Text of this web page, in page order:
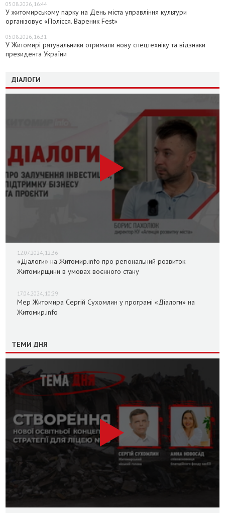
05.08.2026, 16:44
У житомирському парку на День міста управління культури
організовує «Полісся. Вареник Fest»
05.08.2026, 16:31
У Житомирі рятувальники отримали нову спецтехніку та відзнаки
президента України
ДІАЛОГИ
12.07.2024, 12:36
«Діалоги» на Житомир.info про регіональний розвиток
Житомирщини в умовах воєнного стану
17.04.2024, 10:29
Мер Житомира Сергій Сухомлин у програмі «Діалоги» на
Житомир.info
ТЕМИ ДНЯ